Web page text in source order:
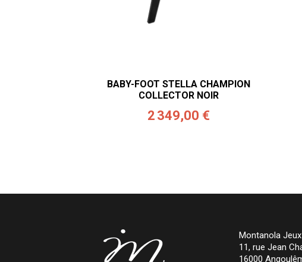
BABY-FOOT STELLA CHAMPION
COLLECTOR NOIR
2 349,00 €
Montanola Jeux
11, rue Jean
16000